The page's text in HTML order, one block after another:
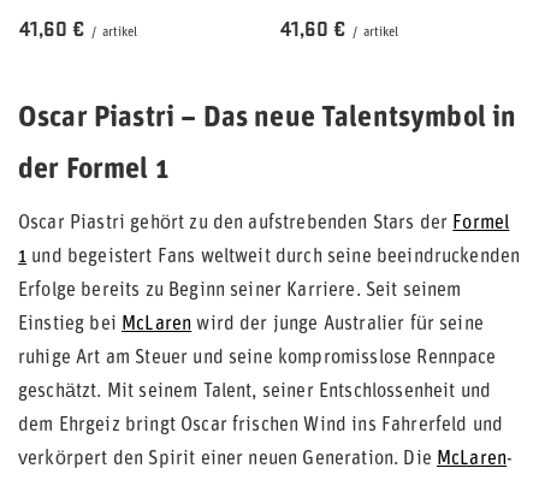
41,60 € / artikel 41,60 € / artikel
Oscar Piastri – Das neue Talentsymbol in
der Formel 1
Oscar Piastri gehört zu den aufstrebenden Stars der Formel
1 und begeistert Fans weltweit durch seine beeindruckenden
Erfolge bereits zu Beginn seiner Karriere. Seit seinem
Einstieg bei McLaren wird der junge Australier für seine
ruhige Art am Steuer und seine kompromisslose Rennpace
geschätzt. Mit seinem Talent, seiner Entschlossenheit und
dem Ehrgeiz bringt Oscar frischen Wind ins Fahrerfeld und
verkörpert den Spirit einer neuen Generation. Die McLaren-